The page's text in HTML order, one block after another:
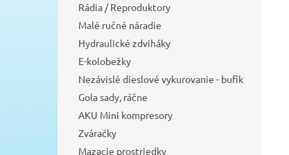
Rádia / Reproduktory
Malé ručné náradie
Hydraulické zdviháky
E-kolobežky
Nezávislé dieslové vykurovanie - bufík
Gola sady, ráčne
AKU Mini kompresory
Zváračky
Mazacie prostriedky